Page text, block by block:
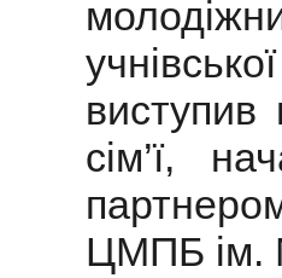
виступив
сім’ї,
ЦМПБ ім.